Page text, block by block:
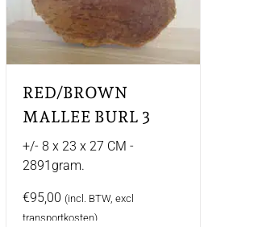
RED/BROWN
MALLEE BURL 3
+/- 8 x 23 x 27 CM -
2891gram.
€95,00 (incl. BTW, excl
transportkosten)